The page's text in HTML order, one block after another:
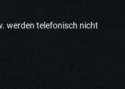
werden telefonisch nicht